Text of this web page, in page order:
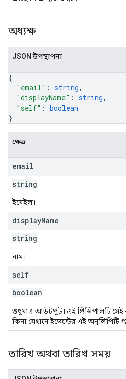
অধ্যক্ষ
JSON উপস্থাপনা
{
"email" : string,
"displayName" : string,
"self" : boolean
}
ক্ষেত্র
email
string
ইমেইল।
displayName
string
নাম।
self
boolean
শুধুমাত্র আউটপুট। এই প্রিন্সিপালটি সেই
কিনা যেখানে ইভেন্টের এই অনুলিপিটি
তারিখ অথবা তারিখ সময়